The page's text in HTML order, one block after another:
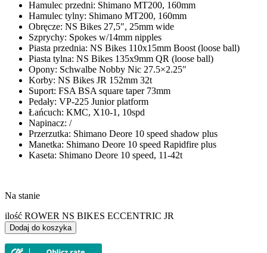
Hamulec przedni: Shimano MT200, 160mm
Hamulec tylny: Shimano MT200, 160mm
Obręcze: NS Bikes 27,5″, 25mm wide
Szprychy: Spokes w/14mm nipples
Piasta przednia: NS Bikes 110x15mm Boost (loose ball)
Piasta tylna: NS Bikes 135x9mm QR (loose ball)
Opony: Schwalbe Nobby Nic 27.5×2.25″
Korby: NS Bikes JR 152mm 32t
Suport: FSA BSA square taper 73mm
Pedały: VP-225 Junior platform
Łańcuch: KMC, X10-1, 10spd
Napinacz: /
Przerzutka: Shimano Deore 10 speed shadow plus
Manetka: Shimano Deore 10 speed Rapidfire plus
Kaseta: Shimano Deore 10 speed, 11-42t
Na stanie
ilość ROWER NS BIKES ECCENTRIC JR
Dodaj do koszyka